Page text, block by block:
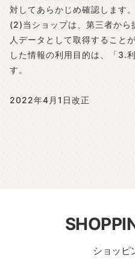
対してあらかじめ確認します。
(2)当ショップは、第三者から
人データとして取得すること
した情報の利用目的は、「3.
す。
2022年4月1日改正
ショッピ